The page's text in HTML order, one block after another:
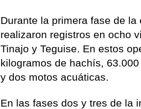
Durante la primera fase de
realizaron registros en ocho
Tinajo y Teguise. En estos
kilogramos de hachís,
y dos motos acuáticas.
En las fases dos y tres de la